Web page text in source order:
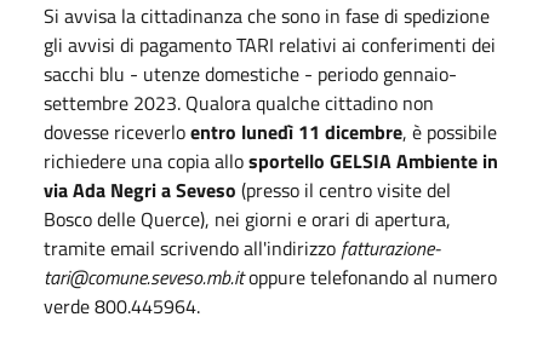
Si avvisa la cittadinanza che sono in fase di spedizione
gli avvisi di pagamento TARI relativi ai conferimenti dei
sacchi blu - utenze domestiche - periodo gennaio-
settembre 2023. Qualora qualche cittadino non
dovesse riceverloentro lunedì 11 dicembre, è possibile
richiedere una copia allosportello GELSIA Ambiente in
via Ada Negri a Seveso (presso il centro visite del
Bosco delle Querce), nei giorni e orari di apertura,
tramite email scrivendo all'indirizzo fatturazione-
tari@comune.seveso.mb.itoppure telefonando al numero
verde 800.445964.